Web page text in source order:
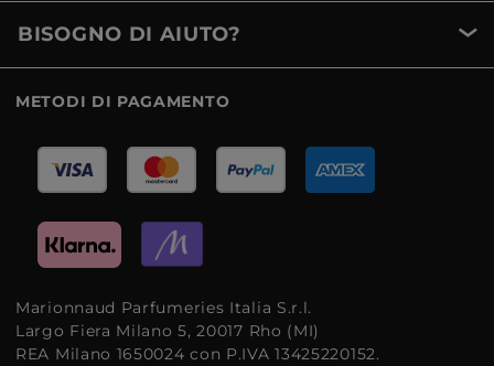
BISOGNO DI AIUTO?
METODI DI PAGAMENTO
Marionnaud Parfumeries Italia S.r.l.
Largo Fiera Milano 5, 20017 Rho (MI)
REA Milano 1650024 con P.IVA 13425220152.